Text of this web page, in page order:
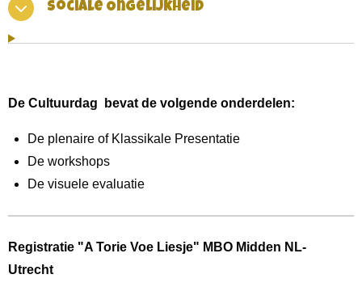
Sociale Ongelijkheid
De Cultuurdag bevat de volgende onderdelen:
De plenaire of Klassikale Presentatie
De workshops
De visuele evaluatie
Registratie "A Torie Voe Liesje" MBO Midden NL-
Utrecht